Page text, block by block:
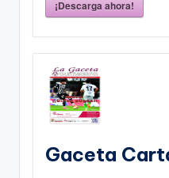
¡Descarga ahora!
Gaceta